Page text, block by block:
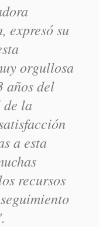
expresó su
orgullosa
años del
de la
a esta
recursos